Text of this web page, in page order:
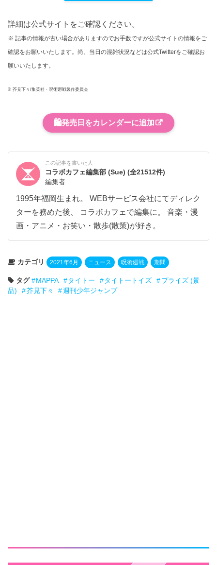
詳細は公式サイトをご確認ください。
※ 記事の情報が古い場合がありますのでお手数ですが公式サイトの情報をご
確認をお願いいたします。尚、当日の混雑状況などは公式Twitterをご確認お
願いいたします。
© 芥見下々/集英社・呪術廻戦製作委員会
🛍️発売日をカレンダーに追加
この記事を書いた人
コラボカフェ編集部 (Sue)(全21512件)
編集者
1995年福岡生まれ。 WEBサービス会社にてディレク
ターを務めた後、 コラボカフェで編集に。 音楽・漫
画・アニメ・お笑い・散歩(散策)が好き。
カテゴリ 2021年6月 ニュース 呪術廻戦 期間
タグ MAPPA タイトー タイトートイズ
プライズ (景
品)
芥見下々 週刊少年ジャンプ